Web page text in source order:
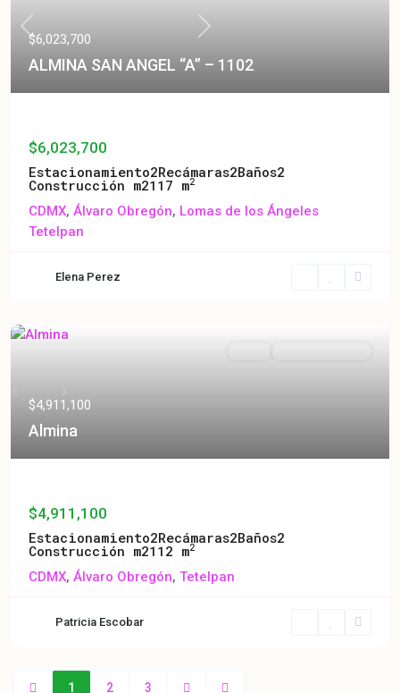
Previous Next
$6,023,700
ALMINA SAN ANGEL “A” – 1102
$6,023,700
Estacionamiento2Recámaras2Baños2
Construcción m2117 m2
CDMX, Álvaro Obregón, Lomas de los Ángeles
Tetelpan
Elena Perez
PreviousNext
$4,911,100
Almina
$4,911,100
Estacionamiento2Recámaras2Baños2
Construcción m2112 m2
CDMX, Álvaro Obregón, Tetelpan
Patricia Escobar
1 2 3